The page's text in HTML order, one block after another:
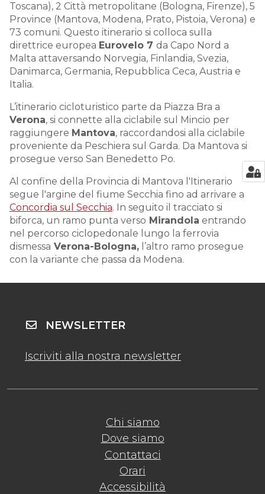
Toscana), 2 Città metropolitane (Bologna, Firenze), 5
Province (Mantova, Modena, Prato, Pistoia, Verona) e
73 comuni. Questo itinerario si colloca sulla
direttrice europea Eurovelo 7 da Capo Nord a
Malta attaversando Norvegia, Finlandia, Svezia,
Danimarca, Germania, Repubblica Ceca, Austria e
Italia.
L’itinerario cicloturistico parte da Piazza Bra a
Verona, si connette alla ciclabile sul Mincio per
raggiungere Mantova, raccordandosi alla ciclabile
proveniente da Peschiera sul Garda. Da Mantova si
prosegue verso San Benedetto Po.
Al confine della Provincia di Mantova l'Itinerario
segue l'argine del fiume Secchia fino ad arrivare a
Concordia sul Secchia. In seguito il tracciato si
biforca, un ramo punta verso Mirandola entrando
nel percorso ciclopedonale lungo la ferrovia
dismessa Verona-Bologna, l’altro ramo prosegue
con la variante che passa da Modena.
Chi siamo
Dove siamo
Contattaci
Orari
Accessibilità
NEWSLETTER
Iscriviti alla nostra newsletter